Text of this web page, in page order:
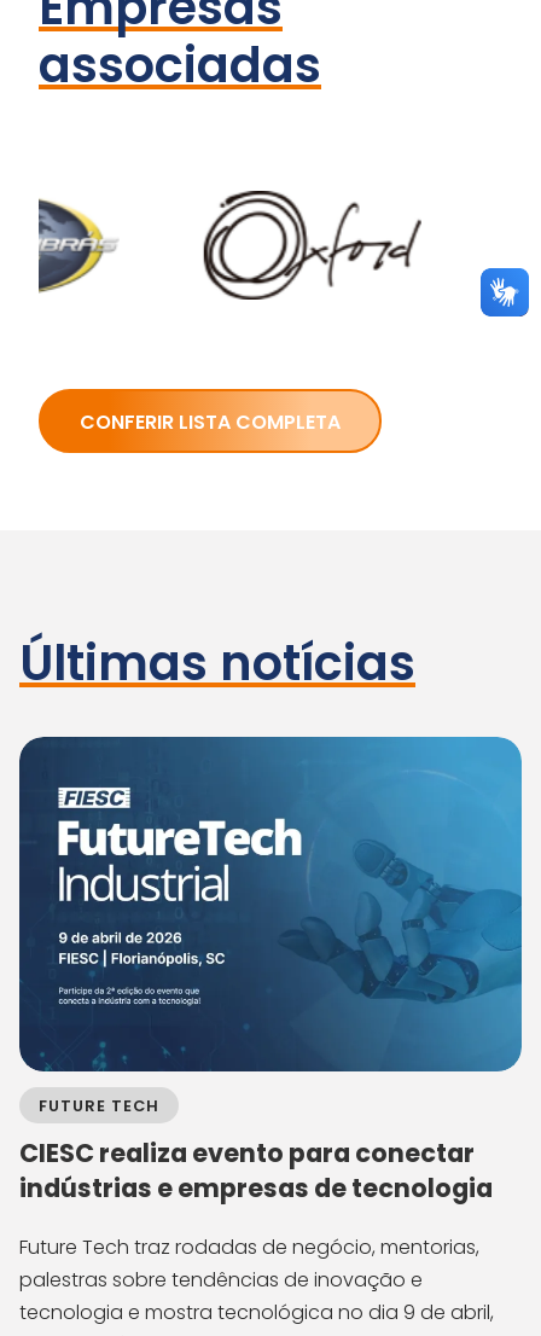
Empresas
associadas
CONFERIR LISTA COMPLETA
Últimas notícias
FUTURE TECH
CIESC realiza evento para conectar
indústrias e empresas de tecnologia
Future Tech traz rodadas de negócio, mentorias,
palestras sobre tendências de inovação e
tecnologia e mostra tecnológica no dia 9 de abril,